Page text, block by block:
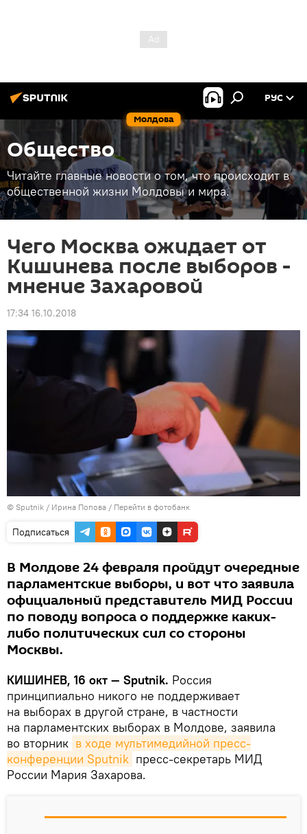
Молдова
РУС
Общество
Читайте главные новости о том, что происходит в
общественной жизни Молдовы и мира.
Чего Москва ожидает от
Кишинева после выборов -
мнение Захаровой
17:34 16.10.2018
© Sputnik / Ирина Попова / Перейти в фотобанк
Подписаться
В Молдове 24 февраля пройдут очередные
парламентские выборы, и вот что заявила
официальный представитель МИД России
по поводу вопроса о поддержке каких-
либо политических сил со стороны
Москвы.
КИШИНЕВ, 16 окт — Sputnik. Россия
принципиально никого не поддерживает
на выборах в другой стране, в частности
на парламентских выборах в Молдове, заявила
во вторник в ходе мультимедийной пресс-
конференции Sputnik пресс-секретарь МИД
России Мария Захарова.